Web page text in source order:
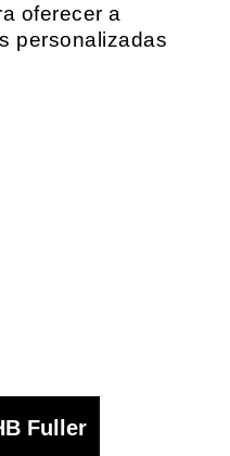
oferecer a
personalizadas
Fuller